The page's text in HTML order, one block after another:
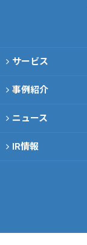
サービス
事例紹介
ニュース
IR情報